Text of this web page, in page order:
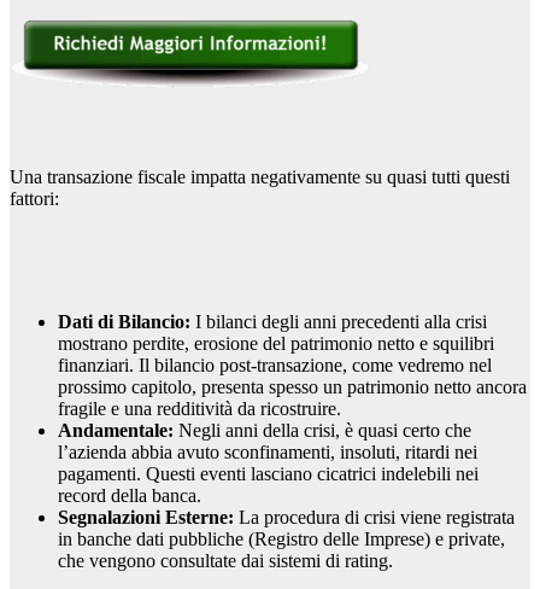
Una transazione fiscale impatta negativamente su quasi tutti questi
fattori:
Dati di Bilancio: I bilanci degli anni precedenti alla crisi
mostrano perdite, erosione del patrimonio netto e squilibri
finanziari. Il bilancio post-transazione, come vedremo nel
prossimo capitolo, presenta spesso un patrimonio netto ancora
fragile e una redditività da ricostruire.
Andamentale: Negli anni della crisi, è quasi certo che
l’azienda abbia avuto sconfinamenti, insoluti, ritardi nei
pagamenti. Questi eventi lasciano cicatrici indelebili nei
record della banca.
Segnalazioni Esterne: La procedura di crisi viene registrata
in banche dati pubbliche (Registro delle Imprese) e private,
che vengono consultate dai sistemi di rating.